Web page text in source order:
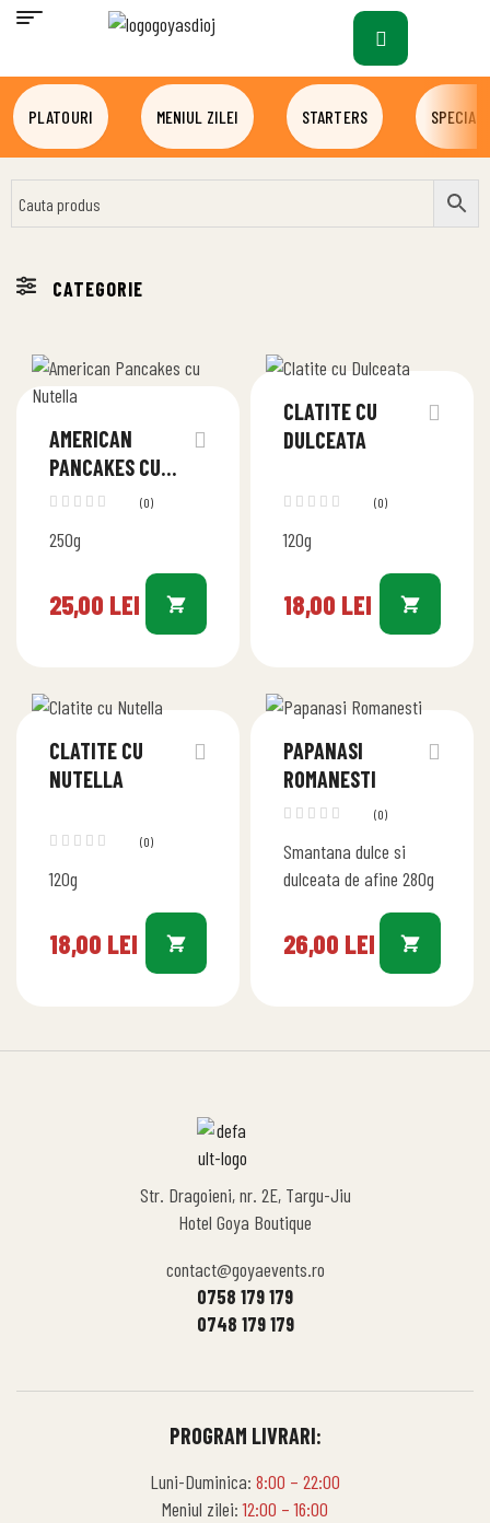
PLATOURI MENIUL ZILEI STARTERS
AMERICAN
PANCAKES CU
NUTELLA
(0)
250g
25,00 LEI
CLATITE CU
DULCEATA
(0)
120g
18,00 LEI
CLATITE CU
NUTELLA
(0)
120g
18,00 LEI
PAPANASI
ROMANESTI
(0)
Smantana dulce si
dulceata de afine 280g
26,00 LEI
Str. Dragoieni, nr. 2E, Targu-Jiu
Hotel Goya Boutique
contact@goyaevents.ro
0758 179 179
0748 179 179
PROGRAM LIVRARI:
Luni-Duminica: 8:00 – 22:00
Meniul zilei:12:00 – 16:00